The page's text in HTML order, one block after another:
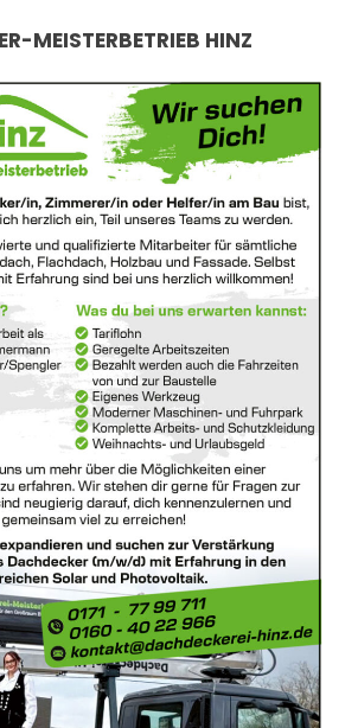
MEISTERBETRIEB HINZ